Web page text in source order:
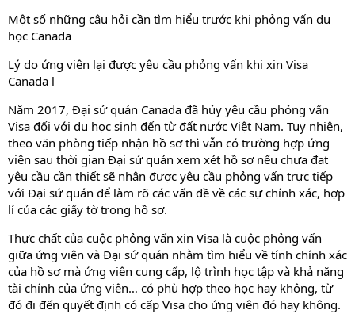
Một số những câu hỏi cần tìm hiểu trước khi phỏng vấn du
học Canada
Lý do ứng viên lại được yêu cầu phỏng vấn khi xin Visa
Canada l
Năm 2017, Đại sứ quán Canada đã hủy yêu cầu phỏng vấn
Visa đối với du học sinh đến từ đất nước Việt Nam. Tuy nhiên,
theo văn phòng tiếp nhận hồ sơ thì vẫn có trường hợp ứng
viên sau thời gian Đại sứ quán xem xét hồ sơ nếu chưa đat
yêu cầu cần thiết sẽ nhận được yêu cầu phỏng vấn trực tiếp
với Đại sứ quán để làm rõ các vấn đề về các sự chính xác, hợp
lí của các giấy tờ trong hồ sơ.
Thực chất của cuộc phỏng vấn xin Visa là cuộc phỏng vấn
giữa ứng viên và Đại sứ quán nhằm tìm hiểu về tính chính xác
của hồ sơ mà ứng viên cung cấp, lộ trình học tập và khả năng
tài chính của ứng viên… có phù hợp theo học hay không, từ
đó đi đến quyết định có cấp Visa cho ứng viên đó hay không.